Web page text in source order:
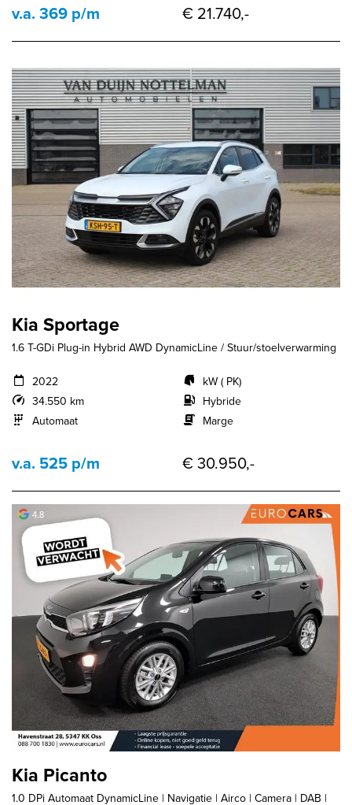
v.a. 369 p/m € 21.740,-
Kia Sportage
1.6 T-GDi Plug-in Hybrid AWD DynamicLine / Stuur/stoelverwarming
2022
34.550 km
Automaat
kW ( PK)
Hybride
Marge
v.a. 525 p/m € 30.950,-
Kia Picanto
1.0 DPi Automaat DynamicLine | Navigatie | Airco | Camera | DAB |